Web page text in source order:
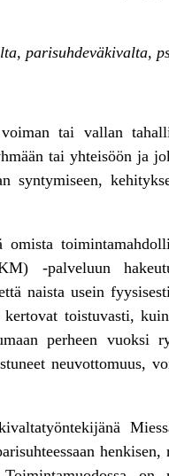
parisuhdeväkivalta,
tai vallan
tai yhteisöön ja
syntymiseen,
-palveluun
naista usein
toistuvasti,
perheen vuoksi
neuvottomuus,